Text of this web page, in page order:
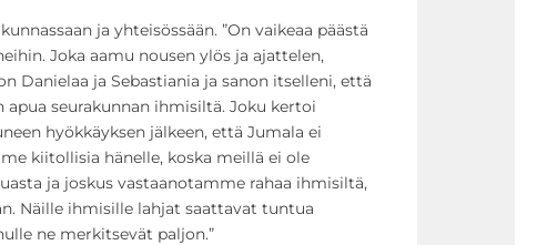
u
r
e
m
m
a
k
s
ja yhteisössään. ”On vaikeaa päästä
Joka aamu nousen ylös ja ajattelen,
Danielaa ja Sebastiania ja sanon itselleni, että
apua seurakunnan ihmisiltä. Joku kertoi
hyökkäyksen jälkeen, että Jumala ei
kiitollisia hänelle, koska meillä ei ole
ja joskus vastaanotamme rahaa ihmisiltä,
Näille ihmisille lahjat saattavat tuntua
ne merkitsevät paljon.”